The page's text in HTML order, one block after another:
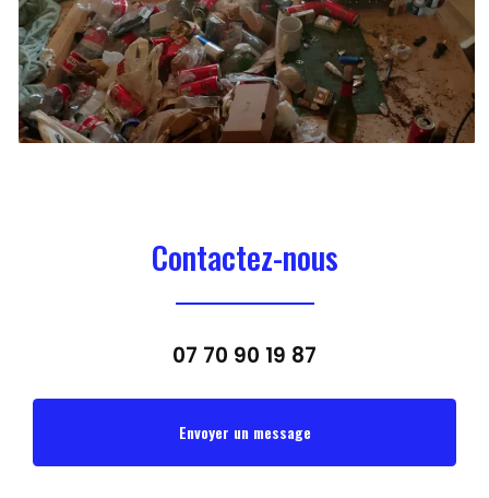
Contactez-nous
07 70 90 19 87
Envoyer un message